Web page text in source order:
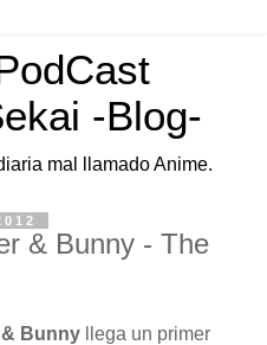
-Blog-
mal llamado Anime.
& Bunny - The
Bunny llega un primer